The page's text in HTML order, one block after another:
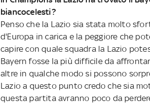
biancocelesti?
Penso che la Lazio sia stata molto
d'Europa in carica e la peggiore che
capire con quale squadra la Lazio
Bayern fosse la più difficile da
altre in qualche modo si possono
Lazio a questo punto credo che sia
questa partita avranno poco da